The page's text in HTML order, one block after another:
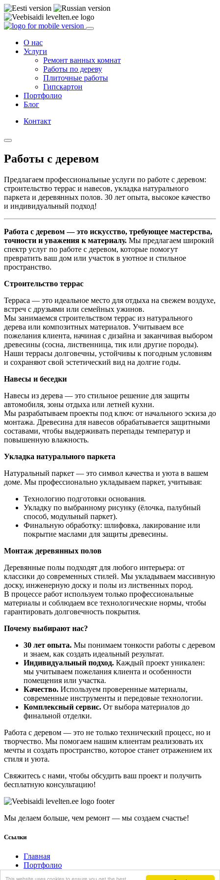
О нас
Услуги
Ремонт ванных комнат
Работы по дереву
Плиточные работы
Гипскартон
Портфолио
Блог
Контакт
Работы с деревом
Предлагаем профессиональные услуги по работе с деревом:
строительство террас и навесов, укладка натурального
паркета и деревянных полов. 30 лет опыта, высокое качество
и индивидуальный подход!
Работа с деревом — это искусство, требующее мастерства,
точности и уважения к материалу. Мы предлагаем широкий
спектр услуг по работе с деревом, которые помогут
превратить ваш дом или участок в уютное и стильное
пространство.
Строительство террас
Терраса — это идеальное место для отдыха на свежем воздухе,
встреч с друзьями или семейных ужинов.
Мы занимаемся строительством террас из натурального
дерева или композитных материалов. Учитываем все
пожелания клиента, начиная с дизайна и заканчивая выбором
древесины (сосна, лиственница, тик или другие породы).
Наши террасы долговечны, устойчивы к погодным условиям
и сохраняют свой эстетический вид на долгие годы.
Навесы и беседки
Навесы из дерева — это стильное решение для защиты
автомобиля, зоны отдыха или летней кухни.
Мы разрабатываем проекты под ключ: от начального эскиза до
монтажа. Древесина для навесов обрабатывается защитными
составами, чтобы выдерживать перепады температур и
повышенную влажность.
Укладка натурального паркета
Натуральный паркет — это символ качества и уюта в вашем
доме. Мы профессионально укладываем паркет, учитывая:
Технологию подготовки основания.
Укладку по выбранному рисунку (ёлочка, палубный
способ, модульный паркет).
Финальную обработку: шлифовка, лакирование или
покрытие маслами для защиты древесины.
Монтаж деревянных полов
Деревянные полы подходят для любого интерьера: от
классики до современных стилей. Мы укладываем массивную
доску, инженерную доску и полы из лиственных пород.
В процессе работ используем только профессиональные
материалы и соблюдаем все технологические нормы, чтобы
гарантировать долговечность покрытия.
Почему выбирают нас?
30 лет опыта. Мы понимаем тонкости работы с деревом
и знаем, как создать идеальный результат.
Индивидуальный подход. Каждый проект уникален:
мы учитываем пожелания клиента и особенности
помещения или участка.
Качество. Используем проверенные материалы,
современные инструменты и передовые технологии.
Комплексный сервис. От выбора материалов до
финальной отделки.
Работа с деревом — это не только технический процесс, но и
творчество. Мы помогаем нашим клиентам реализовать их
мечты и создать пространство, которое станет отражением их
стиля и уюта.
Свяжитесь с нами, чтобы обсудить ваш проект и получить
бесплатную консультацию!
Мы делаем больше, чем ремонт — мы создаем счастье!
Ссылки
Главная
Портфолио